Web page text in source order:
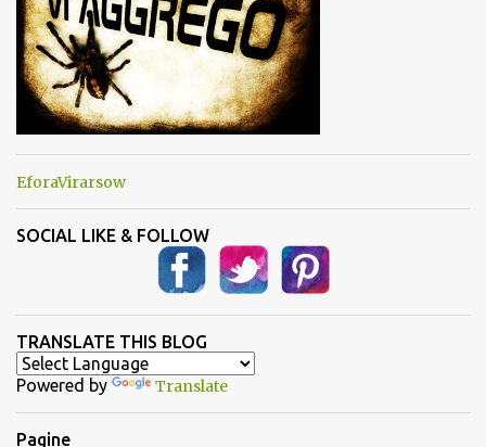
EforaVirarsow
SOCIAL LIKE & FOLLOW
TRANSLATE THIS BLOG
Powered by Translate
Pagine